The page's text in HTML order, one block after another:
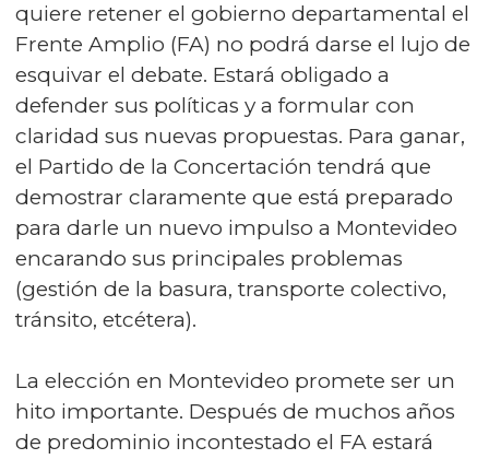
quiere retener el gobierno departamental el
Frente Amplio (FA) no podrá darse el lujo de
esquivar el debate. Estará obligado a
defender sus políticas y a formular con
claridad sus nuevas propuestas. Para ganar,
el Partido de la Concertación tendrá que
demostrar claramente que está preparado
para darle un nuevo impulso a Montevideo
encarando sus principales problemas
(gestión de la basura, transporte colectivo,
tránsito, etcétera).
La elección en Montevideo promete ser un
hito importante. Después de muchos años
de predominio incontestado el FA estará